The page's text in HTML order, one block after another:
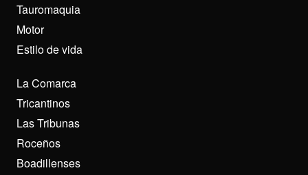
Tauromaquia
Motor
Estilo de vida
La Comarca
Tricantinos
Las Tribunas
Roceños
Boadillenses